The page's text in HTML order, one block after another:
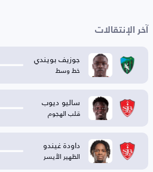
آخر الإنتقالات
جوزيف بويندي
خط وسط
ساليو ديوب
قلب الهجوم
داودة غيندو
الظهير الأيسر